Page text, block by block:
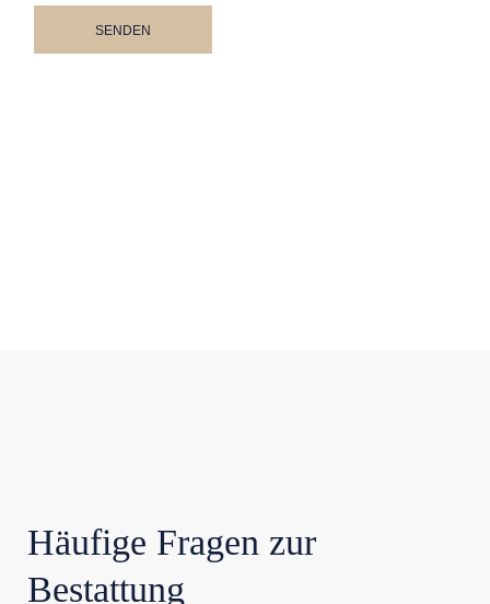
SENDEN
Häufige Fragen zur
Bestattung